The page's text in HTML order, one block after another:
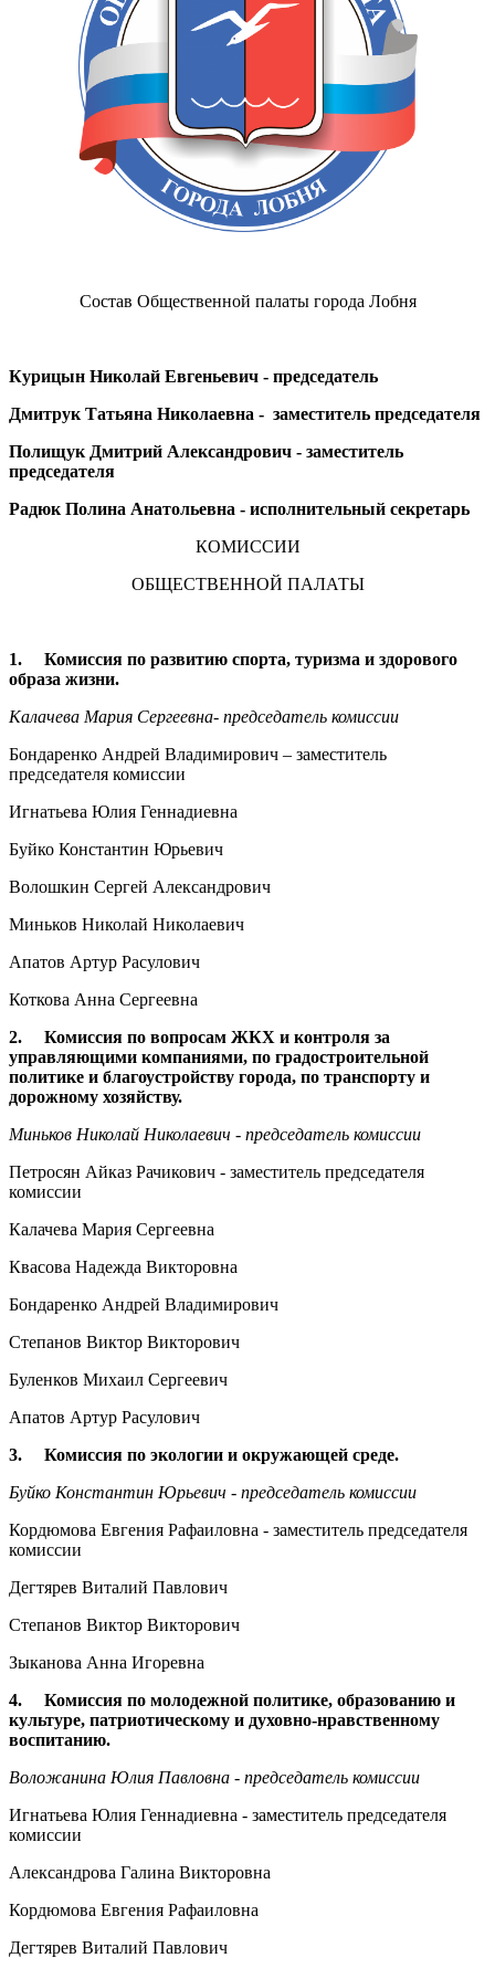
Состав Общественной палаты города Лобня
Курицын Николай Евгеньевич - председатель
Дмитрук Татьяна Николаевна - заместитель председателя
Полищук Дмитрий Александрович - заместитель
председателя
Радюк Полина Анатольевна - исполнительный секретарь
КОМИССИИ
ОБЩЕСТВЕННОЙ ПАЛАТЫ
1. Комиссия по развитию спорта, туризма и здорового
образа жизни.
Калачева Мария Сергеевна- председатель комиссии
Бондаренко Андрей Владимирович – заместитель
председателя комиссии
Игнатьева Юлия Геннадиевна
Буйко Константин Юрьевич
Волошкин Сергей Александрович
Миньков Николай Николаевич
Апатов Артур Расулович
Коткова Анна Сергеевна
2. Комиссия по вопросам ЖКХ и контроля за
управляющими компаниями, по градостроительной
политике и благоустройству города, по транспорту и
дорожному хозяйству.
Миньков Николай Николаевич - председатель комиссии
Петросян Айказ Рачикович - заместитель председателя
комиссии
Калачева Мария Сергеевна
Квасова Надежда Викторовна
Бондаренко Андрей Владимирович
Степанов Виктор Викторович
Буленков Михаил Сергеевич
Апатов Артур Расулович
3. Комиссия по экологии и окружающей среде.
Буйко Константин Юрьевич - председатель комиссии
Кордюмова Евгения Рафаиловна - заместитель председателя
комиссии
Дегтярев Виталий Павлович
Степанов Виктор Викторович
Зыканова Анна Игоревна
4. Комиссия по молодежной политике, образованию и
культуре, патриотическому и духовно-нравственному
воспитанию.
Воложанина Юлия Павловна - председатель комиссии
Игнатьева Юлия Геннадиевна - заместитель председателя
комиссии
Александрова Галина Викторовна
Кордюмова Евгения Рафаиловна
Дегтярев Виталий Павлович